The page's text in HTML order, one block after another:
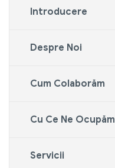
Introducere
Despre Noi
Cum Colaborăm
Cu Ce Ne Ocupăm
Servicii